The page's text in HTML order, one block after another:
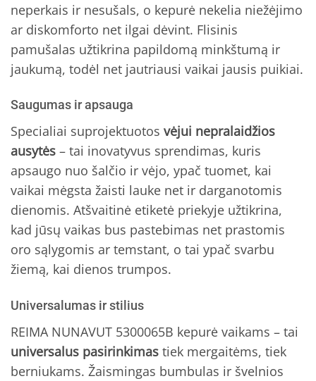
neperkais ir nesušals, o kepurė nekelia niežėjimo
ar diskomforto net ilgai dėvint. Flisinis
pamušalas užtikrina papildomą minkštumą ir
jaukumą, todėl net jautriausi vaikai jausis puikiai.
Saugumas ir apsauga
Specialiai suprojektuotos vėjui nepralaidžios
ausytės – tai inovatyvus sprendimas, kuris
apsaugo nuo šalčio ir vėjo, ypač tuomet, kai
vaikai mėgsta žaisti lauke net ir darganotomis
dienomis. Atšvaitinė etiketė priekyje užtikrina,
kad jūsų vaikas bus pastebimas net prastomis
oro sąlygomis ar temstant, o tai ypač svarbu
žiemą, kai dienos trumpos.
Universalumas ir stilius
REIMA NUNAVUT 5300065B kepurė vaikams – tai
universalus pasirinkimas tiek mergaitėms, tiek
berniukams. Žaismingas bumbulas ir švelnios